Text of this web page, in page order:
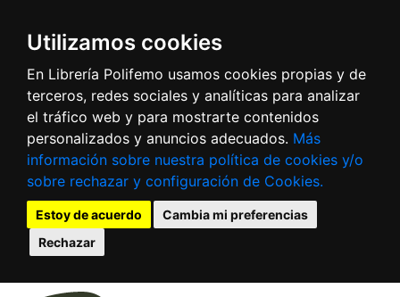
Utilizamos cookies
En Librería Polifemo usamos cookies propias y de
terceros, redes sociales y analíticas para analizar
el tráfico web y para mostrarte contenidos
personalizados y anuncios adecuados. Más
información sobre nuestra política de cookies y/o
sobre rechazar y configuración de Cookies.
Estoy de acuerdo
Cambia mi preferencias
Rechazar